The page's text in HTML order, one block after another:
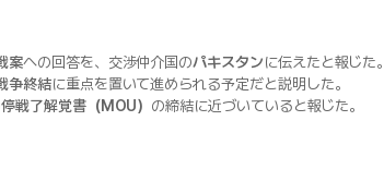
案への回答を、交渉仲介国のパキスタンに伝えたと報じた。
争終結に重点を置いて進められる予定だと説明した。
停戦了解覚書（MOU） の締結に近づいていると報じた。